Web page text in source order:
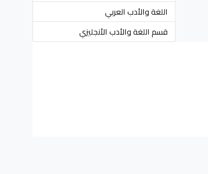
اللغة والأدب العربي
قسم اللغة والأدب الأنجليزي